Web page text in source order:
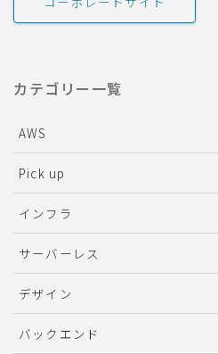
カテゴリー一覧
AWS
Pick up
インフラ
サーバーレス
デザイン
バックエンド